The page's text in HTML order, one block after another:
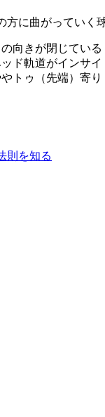
方に曲がっていく
向きが閉じている
ド軌道がインサイ
トゥ（先端）寄り
則を知る